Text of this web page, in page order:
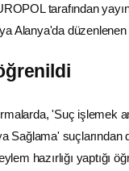
tarafından
Alanya'da düzenlenen
'Suç işlemek
Sağlama' suçlarından
hazırlığı yaptığı